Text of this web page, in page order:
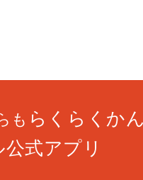
も らくらくか
式アプリ